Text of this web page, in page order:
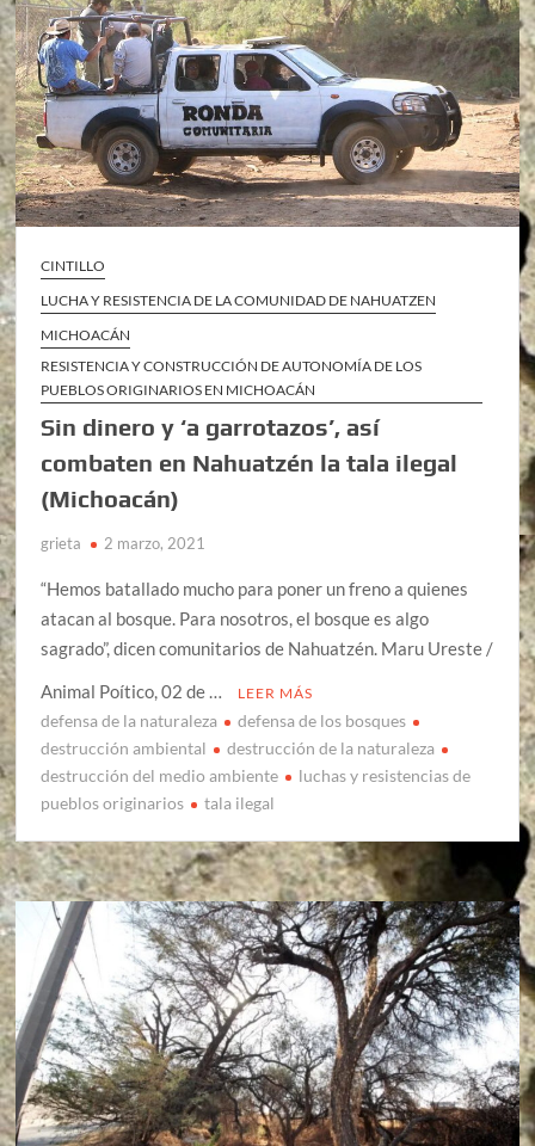
CINTILLO
LUCHA Y RESISTENCIA DE LA COMUNIDAD DE NAHUATZEN
MICHOACÁN
RESISTENCIA Y CONSTRUCCIÓN DE AUTONOMÍA DE LOS
PUEBLOS ORIGINARIOS EN MICHOACÁN
Sin dinero y ‘a garrotazos’, así
combaten en Nahuatzén la tala ilegal
(Michoacán)
grieta 2 marzo, 2021
“Hemos batallado mucho para poner un freno a quienes
atacan al bosque. Para nosotros, el bosque es algo
sagrado”, dicen comunitarios de Nahuatzén. Maru Ureste /
Animal Poítico, 02 de …
LEER MÁS
defensa de la naturaleza
defensa de los bosques
destrucción ambiental
destrucción de la naturaleza
destrucción del medio ambiente
luchas y resistencias de
pueblos originarios
tala ilegal